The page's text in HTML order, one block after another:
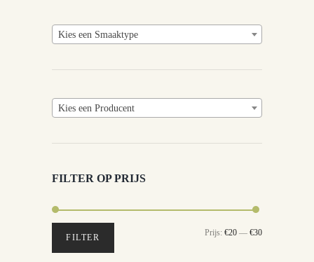
Kies een Smaaktype
Kies een Producent
FILTER OP PRIJS
Min.
Max.
FILTER Prijs: €20 — €30